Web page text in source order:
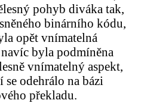
pohyb diváka tak,
binárního kódu,
opět vnímatelná
byla podmíněna
vnímatelný aspekt,
odehrálo na bázi
překladu.